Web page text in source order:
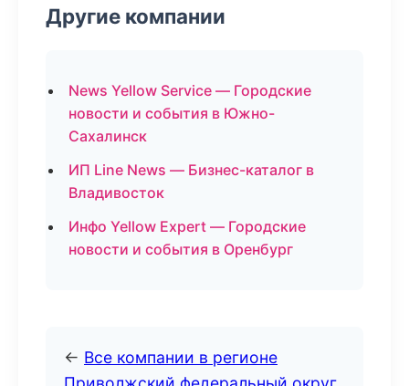
Другие компании
News Yellow Service — Городские
новости и события в Южно-
Сахалинск
ИП Line News — Бизнес-каталог в
Владивосток
Инфо Yellow Expert — Городские
новости и события в Оренбург
← Все компании в регионе